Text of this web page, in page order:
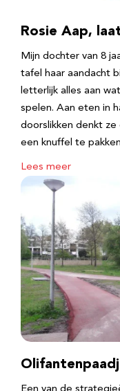
Rosie Aap,
Mijn dochter van 8
tafel haar aandacht
letterlijk alles aan
spelen. Aan eten in
doorslikken denkt ze
een knuffel te
Lees meer